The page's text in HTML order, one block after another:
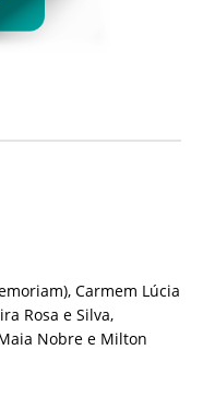
Carmem Lúcia
Rosa e Silva,
Nobre e Milton